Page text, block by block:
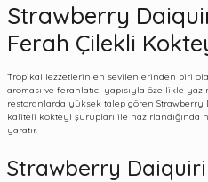
Strawberry
Ferah Çilekli
Tropikal lezzetlerin en sevilenlerinden biri
aroması ve ferahlatıcı yapısıyla özellikle
restoranlarda yüksek talep gören
kaliteli kokteyl şurupları ile hazırlandığında
yaratır.
Strawberry